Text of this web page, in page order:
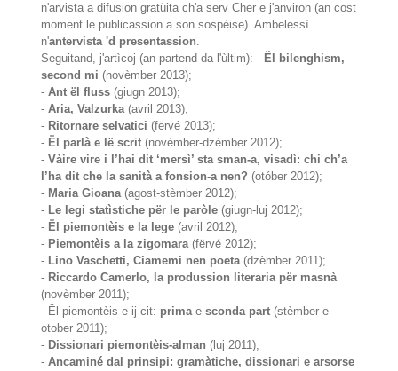
n'arvista a difusion gratùita ch'a serv Cher e j'anviron (an cost
moment le publicassion a son sospèise). Ambelessì
n'antervista 'd presentassion.
Seguitand, j'artìcoj (an partend da l'ùltim): - Ël bilenghism,
second mi (novèmber 2013);
-Ant ël fluss (giugn 2013);
-Aria, Valzurka(avril 2013);
- Ritornare selvatici (fërvé 2013);
- Ël parlà e lë scrit (novèmber-dzèmber 2012);
-Vàire vire i l’hai dit ‘mersì’ sta sman-a, visadì: chi ch’a
l’ha dit che la sanità a fonsion-a nen? (otóber 2012);
- Maria Gioana(agost-stèmber 2012);
- Le legi statìstiche për le paròle (giugn-luj 2012);
- Ël piemontèis e la lege (avril 2012);
- Piemontèis a la zigomara(fërvé 2012);
- Lino Vaschetti, Ciamemi nen poeta(dzèmber 2011);
- Riccardo Camerlo, la produssion literaria për masnà
(novèmber 2011);
- Ël piemontèis e ij cit: primaesconda part (stèmber e
otober 2011);
- Dissionari piemontèis-alman (luj 2011);
-Ancaminé dal prinsipi: gramàtiche, dissionari e arsorse